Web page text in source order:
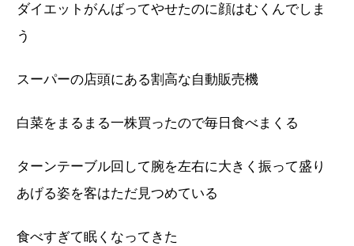
ダイエットがんばってやせたのに顔はむくんでしま
う
スーパーの店頭にある割高な自動販売機
白菜をまるまる一株買ったので毎日食べまくる
ターンテーブル回して腕を左右に大きく振って盛り
あげる姿を客はただ見つめている
食べすぎて眠くなってきた